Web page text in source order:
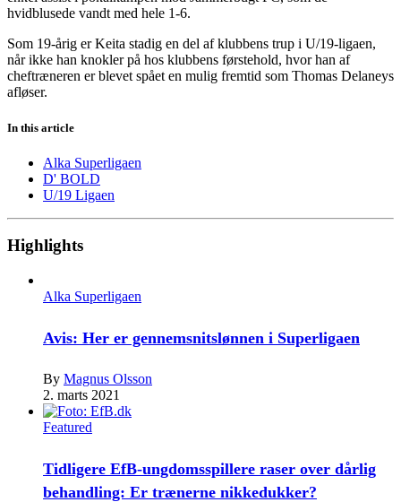
hvidblusede vandt med hele 1-6.
Som 19-årig er Keita stadig en del af klubbens trup i U/19-ligaen,
når ikke han knokler på hos klubbens førstehold, hvor han af
cheftræneren er blevet spået en mulig fremtid som Thomas Delaneys
afløser.
In this article
Alka Superligaen
D' BOLD
U/19 Ligaen
Highlights
Alka Superligaen
Avis: Her er gennemsnitslønnen i Superligaen
By Magnus Olsson
2. marts 2021
Featured
Tidligere EfB-ungdomsspillere raser over dårlig
behandling: Er trænerne nikkedukker?